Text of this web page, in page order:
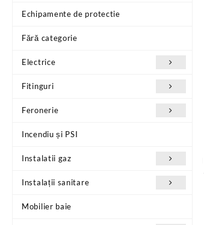
Echipamente de protectie
Fără categorie
Electrice
Fitinguri
Feronerie
Incendiu și PSI
Instalatii gaz
Instalații sanitare
Mobilier baie